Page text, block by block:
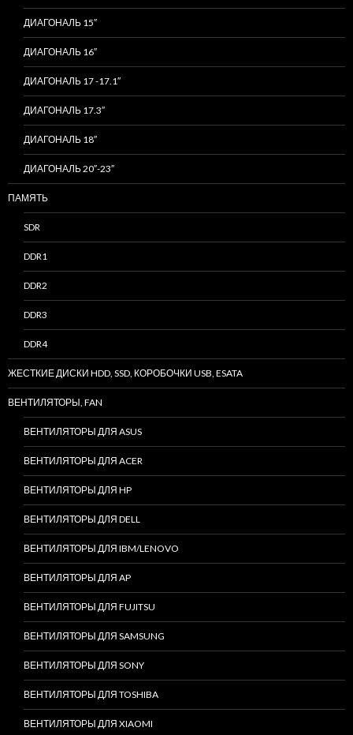
ДИАГОНАЛЬ 15″
ДИАГОНАЛЬ 16″
ДИАГОНАЛЬ 17 -17.1″
ДИАГОНАЛЬ 17.3″
ДИАГОНАЛЬ 18″
ДИАГОНАЛЬ 20″-23″
ПАМЯТЬ
SDR
DDR1
DDR2
DDR3
DDR4
ЖЕСТКИЕ ДИСКИ HDD, SSD, КОРОБОЧКИ USB, ESATA
ВЕНТИЛЯТОРЫ, FAN
ВЕНТИЛЯТОРЫ ДЛЯ ASUS
ВЕНТИЛЯТОРЫ ДЛЯ ACER
ВЕНТИЛЯТОРЫ ДЛЯ HP
ВЕНТИЛЯТОРЫ ДЛЯ DELL
ВЕНТИЛЯТОРЫ ДЛЯ IBM/LENOVO
ВЕНТИЛЯТОРЫ ДЛЯ AP
ВЕНТИЛЯТОРЫ ДЛЯ FUJITSU
ВЕНТИЛЯТОРЫ ДЛЯ SAMSUNG
ВЕНТИЛЯТОРЫ ДЛЯ SONY
ВЕНТИЛЯТОРЫ ДЛЯ TOSHIBA
ВЕНТИЛЯТОРЫ ДЛЯ XIAOMI